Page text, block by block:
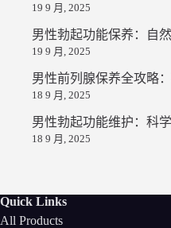
19 9 月, 2025
男性勃起功能保养：自
19 9 月, 2025
男性前列腺保养全攻略
18 9 月, 2025
男性勃起功能维护：科
18 9 月, 2025
Quick Links
All Products